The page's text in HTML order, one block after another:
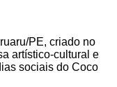
PE, criado no
artístico-cultural e
sociais do Coco